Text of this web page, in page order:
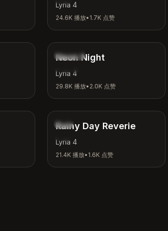
Lyria 4
24.6K 播放• 1.7K 点赞
3:24
合成波
3:15
Neon Night
Lyria 4
29.8K 播放• 2.0K 点赞
2:31
氛围
3:08
Rainy Day Reverie
Lyria 4
21.4K 播放• 1.6K 点赞